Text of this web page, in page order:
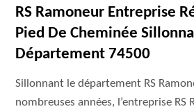
RS Ramoneur Entreprise
Pied De Cheminée
Département 74500
Sillonnant le département RS
nombreuses années, l’entreprise RS